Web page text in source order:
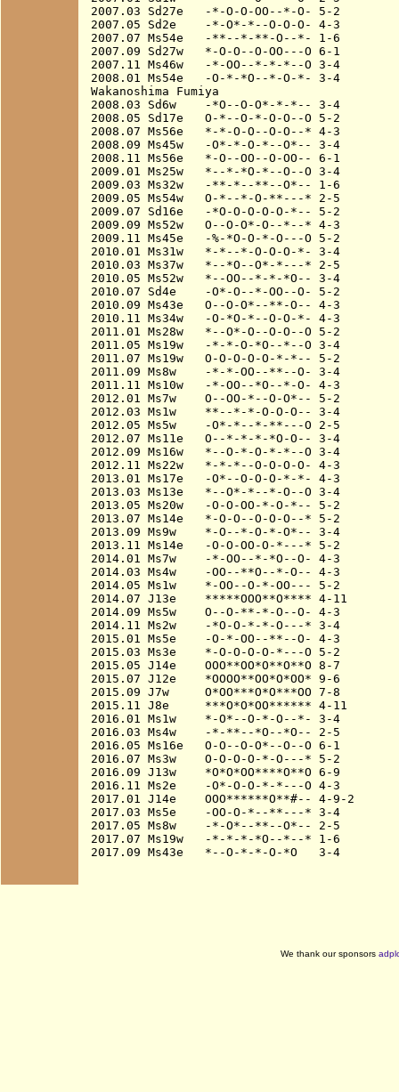
2007.03 Sd27e   -*-O-O-OO--*-O- 5-2
2007.05 Sd2e    -*-O*-*--O-O-O- 4-3
2007.07 Ms54e   -**--*-**-O--*- 1-6
2007.09 Sd27w   *-O-O--O-OO---O 6-1
2007.11 Ms46w   -*-OO--*-*-*--O 3-4
2008.01 Ms54e   -O-*-*O--*-O-*- 3-4
Wakanoshima Fumiya
2008.03 Sd6w    -*O--O-O*-*-*-- 3-4
2008.05 Sd17e   O-*--O-*-O-O--O 5-2
2008.07 Ms56e   *-*-O-O--O-O--* 4-3
2008.09 Ms45w   -O*-*-O-*--O*-- 3-4
2008.11 Ms56e   *-O--OO--O-OO-- 6-1
2009.01 Ms25w   *--*-*O-*--O--O 3-4
2009.03 Ms32w   -**-*--**--O*-- 1-6
2009.05 Ms54w   O-*--*-O-**---* 2-5
2009.07 Sd16e   -*O-O-O-O-O-*-- 5-2
2009.09 Ms52w   O--O-O*-O--*--* 4-3
2009.11 Ms45e   -%-*O-O-*-O---O 5-2
2010.01 Ms31w   *-*--*-O-O-O-*- 3-4
2010.03 Ms37w   *--*O--O*-*---* 2-5
2010.05 Ms52w   *--OO--*-*-*O-- 3-4
2010.07 Sd4e    -O*-O--*-OO--O- 5-2
2010.09 Ms43e   O--O-O*--**-O-- 4-3
2010.11 Ms34w   -O-*O-*--O-O-*- 4-3
2011.01 Ms28w   *--O*-O--O-O--O 5-2
2011.05 Ms19w   -*-*-O-*O--*--O 3-4
2011.07 Ms19w   O-O-O-O-O-*-*-- 5-2
2011.09 Ms8w    -*-*-OO--**--O- 3-4
2011.11 Ms10w   -*-OO--*O--*-O- 4-3
2012.01 Ms7w    O--OO-*--O-O*-- 5-2
2012.03 Ms1w    **--*-*-O-O-O-- 3-4
2012.05 Ms5w    -O*-*--*-**---O 2-5
2012.07 Ms11e   O--*-*-*-*O-O-- 3-4
2012.09 Ms16w   *--O-*-O-*-*--O 3-4
2012.11 Ms22w   *-*-*--O-O-O-O- 4-3
2013.01 Ms17e   -O*--O-O-O-*-*- 4-3
2013.03 Ms13e   *--O*-*--*-O--O 3-4
2013.05 Ms20w   -O-O-OO-*-O-*-- 5-2
2013.07 Ms14e   *-O-O--O-O-O--* 5-2
2013.09 Ms9w    *-O--*-O-*-O*-- 3-4
2013.11 Ms14e   -O-O-OO-O-*---* 5-2
2014.01 Ms7w    -*-OO--*-*O--O- 4-3
2014.03 Ms4w    -OO--**O--*-O-- 4-3
2014.05 Ms1w    *-OO--O-*-OO--- 5-2
2014.07 J13e    *****OOO**O**** 4-11
2014.09 Ms5w    O--O-**-*-O--O- 4-3
2014.11 Ms2w    -*O-O-*-*-O---* 3-4
2015.01 Ms5e    -O-*-OO--**--O- 4-3
2015.03 Ms3e    *-O-O-O-O-*---O 5-2
2015.05 J14e    OOO**OO*O**O**O 8-7
2015.07 J12e    *OOOO**OO*O*OO* 9-6
2015.09 J7w     O*OO***O*O***OO 7-8
2015.11 J8e     ***O*O*OO****** 4-11
2016.01 Ms1w    *-O*--O-*-O--*- 3-4
2016.03 Ms4w    -*-**--*O--*O-- 2-5
2016.05 Ms16e   O-O--O-O*--O--O 6-1
2016.07 Ms3w    O-O-O-O-*-O---* 5-2
2016.09 J13w    *O*O*OO****O**O 6-9
2016.11 Ms2e    -O*-O-O-*-*---O 4-3
2017.01 J14e    OOO******O**#-- 4-9-2
2017.03 Ms5e    -OO-O-*--**---* 3-4
2017.05 Ms8w    -*-O*--**--O*-- 2-5
2017.07 Ms19w   -*-*-*-*O--*--* 1-6
2017.09 Ms43e   *--O-*-*-O-*O   3-4
We thank our sponsors